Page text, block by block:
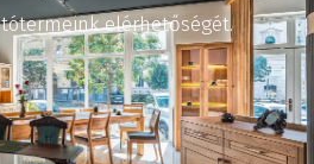
elérhetőségét.